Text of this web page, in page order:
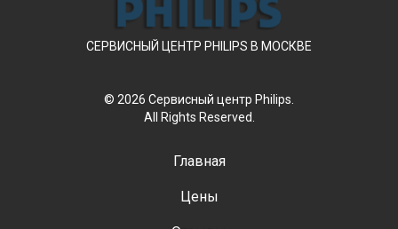
СЕРВИСНЫЙ ЦЕНТР PHILIPS В МОСКВЕ
© 2026 Сервисный центр Philips.
All Rights Reserved.
Главная
Цены